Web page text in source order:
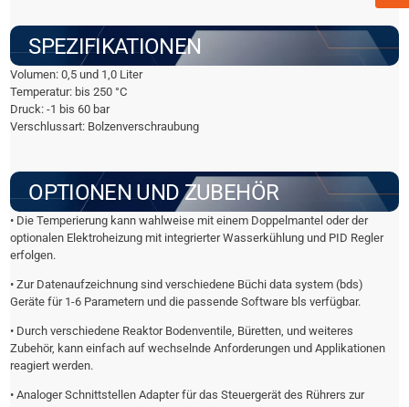
SPEZIFIKATIONEN
Volumen: 0,5 und 1,0 Liter
Temperatur: bis 250 °C
Druck: -1 bis 60 bar
Verschlussart: Bolzenverschraubung
OPTIONEN UND ZUBEHÖR
• Die Temperierung kann wahlweise mit einem Doppelmantel oder der
optionalen Elektroheizung mit integrierter Wasserkühlung und PID Regler
erfolgen.
• Zur Datenaufzeichnung sind verschiedene Büchi data system (bds)
Geräte für 1-6 Parametern und die passende Software bls verfügbar.
• Durch verschiedene Reaktor Bodenventile, Büretten, und weiteres
Zubehör, kann einfach auf wechselnde Anforderungen und Applikationen
reagiert werden.
• Analoger Schnittstellen Adapter für das Steuergerät des Rührers zur